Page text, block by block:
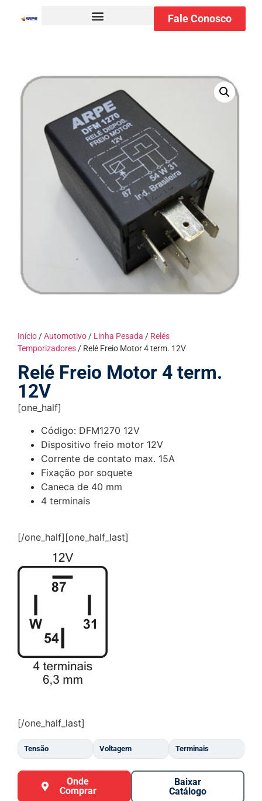
Fale Conosco
Início/Automotivo/ Linha Pesada / Relés
Temporizadores/ Relé Freio Motor 4 term. 12V
Relé Freio Motor 4 term.
12V
[one_half]
Código: DFM1270 12V
Dispositivo freio motor 12V
Corrente de contato max. 15A
Fixação por soquete
Caneca de 40 mm
4 terminais
[/one_half][one_half_last]
[/one_half_last]
Tensão Voltagem Terminais
Onde
Comprar
Baixar
Catálogo